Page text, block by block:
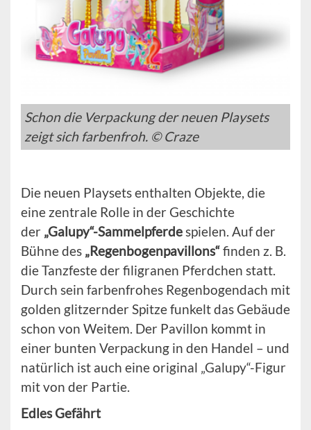
Schon die Verpackung der neuen Playsets
zeigt sich farbenfroh. © Craze
Die neuen Playsets enthalten Objekte, die
eine zentrale Rolle in der Geschichte
der „Galupy“-Sammelpferdespielen. Auf der
Bühne des „Regenbogenpavillons“finden z. B.
die Tanzfeste der filigranen Pferdchen statt.
Durch sein farbenfrohes Regenbogendach mit
golden glitzernder Spitze funkelt das Gebäude
schon von Weitem. Der Pavillon kommt in
einer bunten Verpackung in den Handel – und
natürlich ist auch eine original „Galupy“-Figur
mit von der Partie.
Edles Gefährt